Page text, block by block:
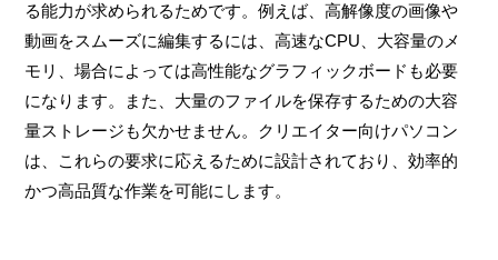
る能力が求められるためです。例えば、高解像度の画像や
動画をスムーズに編集するには、高速なCPU、大容量のメ
モリ、場合によっては高性能なグラフィックボードも必要
になります。また、大量のファイルを保存するための大容
量ストレージも欠かせません。クリエイター向けパソコン
は、これらの要求に応えるために設計されており、効率的
かつ高品質な作業を可能にします。